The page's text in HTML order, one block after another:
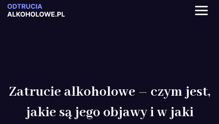
Zatrucie alkoholowe – czym jest,
jakie są jego objawy i w jaki